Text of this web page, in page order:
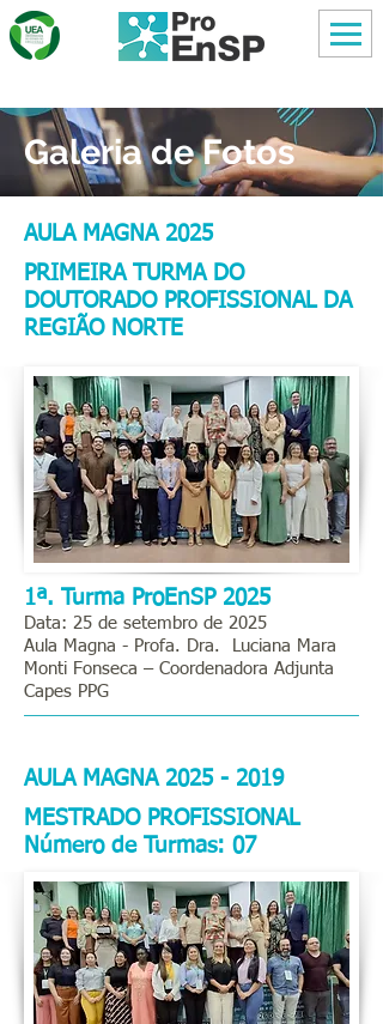
Galeria de Fotos
AULA MAGNA 2025
PRIMEIRA TURMA DO
DOUTORADO PROFISSIONAL DA
REGIÃO NORTE
1ª. Turma ProEnSP 2025
Data: 25 de setembro de 2025
Aula Magna - Profa. Dra.
Luciana Mara
Monti Fonseca – Coordenadora Adjunta
Capes PPG
AULA MAGNA 2025 - 2019
MESTRADO PROFISSIONAL
Número de Turmas: 07